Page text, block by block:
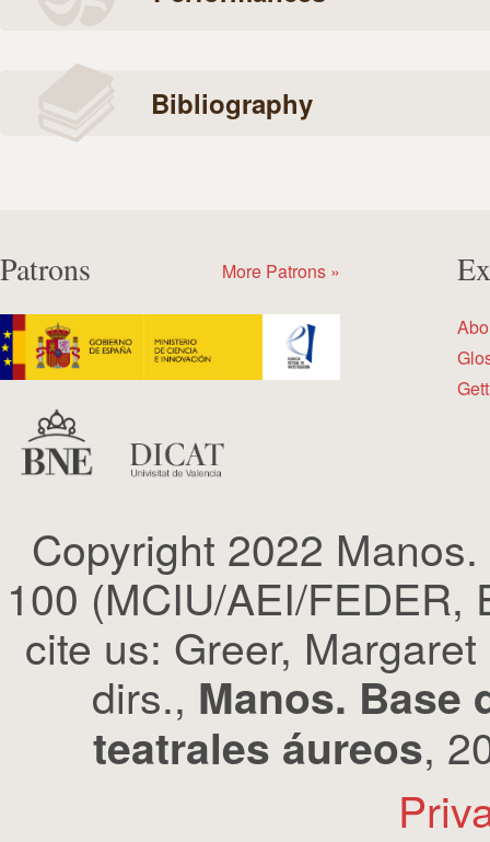
Bibliography
Patrons More Patrons »
Copyright 2022
100 (MCIU/AEI/
cite us: Greer,
dirs., Manos. Base
teatrales áureos,